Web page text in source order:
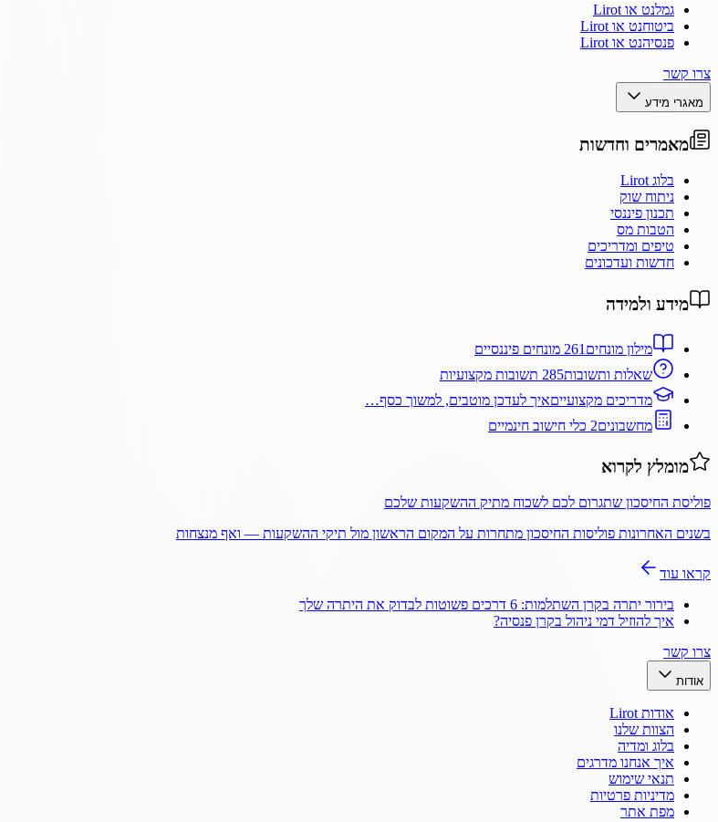
גמלנט או Lirot
ביטוחנט או Lirot
פנסיהנט או Lirot
צרו קשר
מאגרי מידע
מאמרים וחדשות
בלוג Lirot
ניתוח שוק
תכנון פיננסי
הטבות מס
טיפים ומדריכים
חדשות ועדכונים
מידע ולמידה
מילון מונחים 261 מונחים פיננסיים
שאלות ותשובות285 תשובות מקצועיות
מדריכים מקצועייםאיך לעדכן מוטבים, למשוך כסף…
מחשבונים2 כלי חישוב חינמיים
מומלץ לקרוא
פוליסת החיסכון שתגרום לכם לשכוח מתיק ההשקעות שלכם
בשנים האחרונות פוליסות החיסכון מתחרות על המקום הראשון מול תיקי ההשקעות — ואף מנצחות
קראו עוד
בירור יתרה בקרן השתלמות: 6 דרכים פשוטות לבדוק את היתרה שלך
איך להוזיל דמי ניהול בקרן פנסיה?
צרו קשר
אודות
אודות Lirot
הצוות שלנו
בלוג ומדיה
איך אנחנו מדרגים
תנאי שימוש
מדיניות פרטיות
מפת אתר